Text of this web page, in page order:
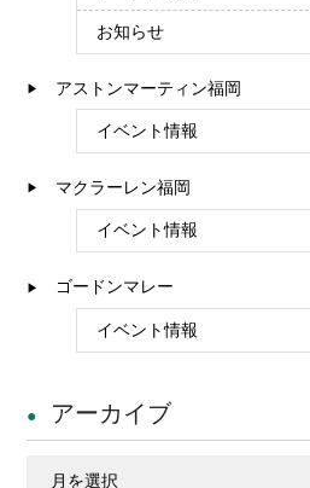
お知らせ
アストンマーティン福岡
イベント情報
マクラーレン福岡
イベント情報
ゴードンマレー
イベント情報
アーカイブ